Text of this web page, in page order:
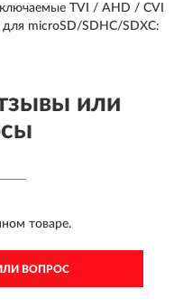
TVI / AHD / CVI
microSD/SDHC/SDXC:
или
товаре.
ВОПРОС